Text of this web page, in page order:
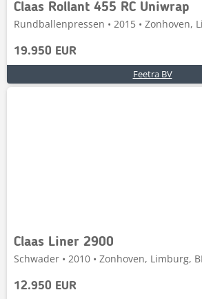
Claas Rollant 455 RC Uniwrap
Rundballenpressen • 2015 • Zonhoven,
19.950 EUR
Feetra BV
Claas Liner 2900
Schwader • 2010 • Zonhoven, Limburg,
12.950 EUR